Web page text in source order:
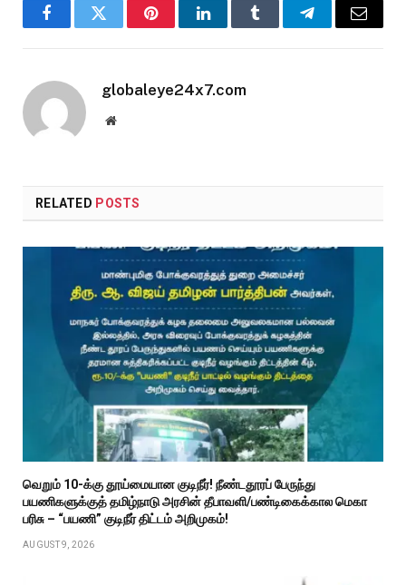
FacebookTwitter PinterestLinkedInTumblr TelegramEmail
globaleye24x7.com
Website
RELATED POSTS
வெறும் ₹10-க்கு தூய்மையான குடிநீர்! நீண்டதூரப் பேருந்து
பயணிகளுக்குத் தமிழ்நாடு அரசின் தீபாவளி/பண்டிகைக்கால மெகா
பரிசு – “பயணி” குடிநீர் திட்டம் அறிமுகம்!
AUGUST 9, 2026